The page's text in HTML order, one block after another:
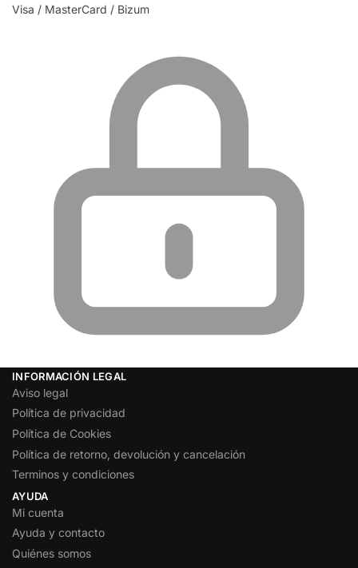
Visa / MasterCard / Bizum
INFORMACIÓN LEGAL
Aviso legal
Política de privacidad
Política de Cookies
Política de retorno, devolución y cancelación
Terminos y condiciones
AYUDA
Mi cuenta
Ayuda y contacto
Quiénes somos